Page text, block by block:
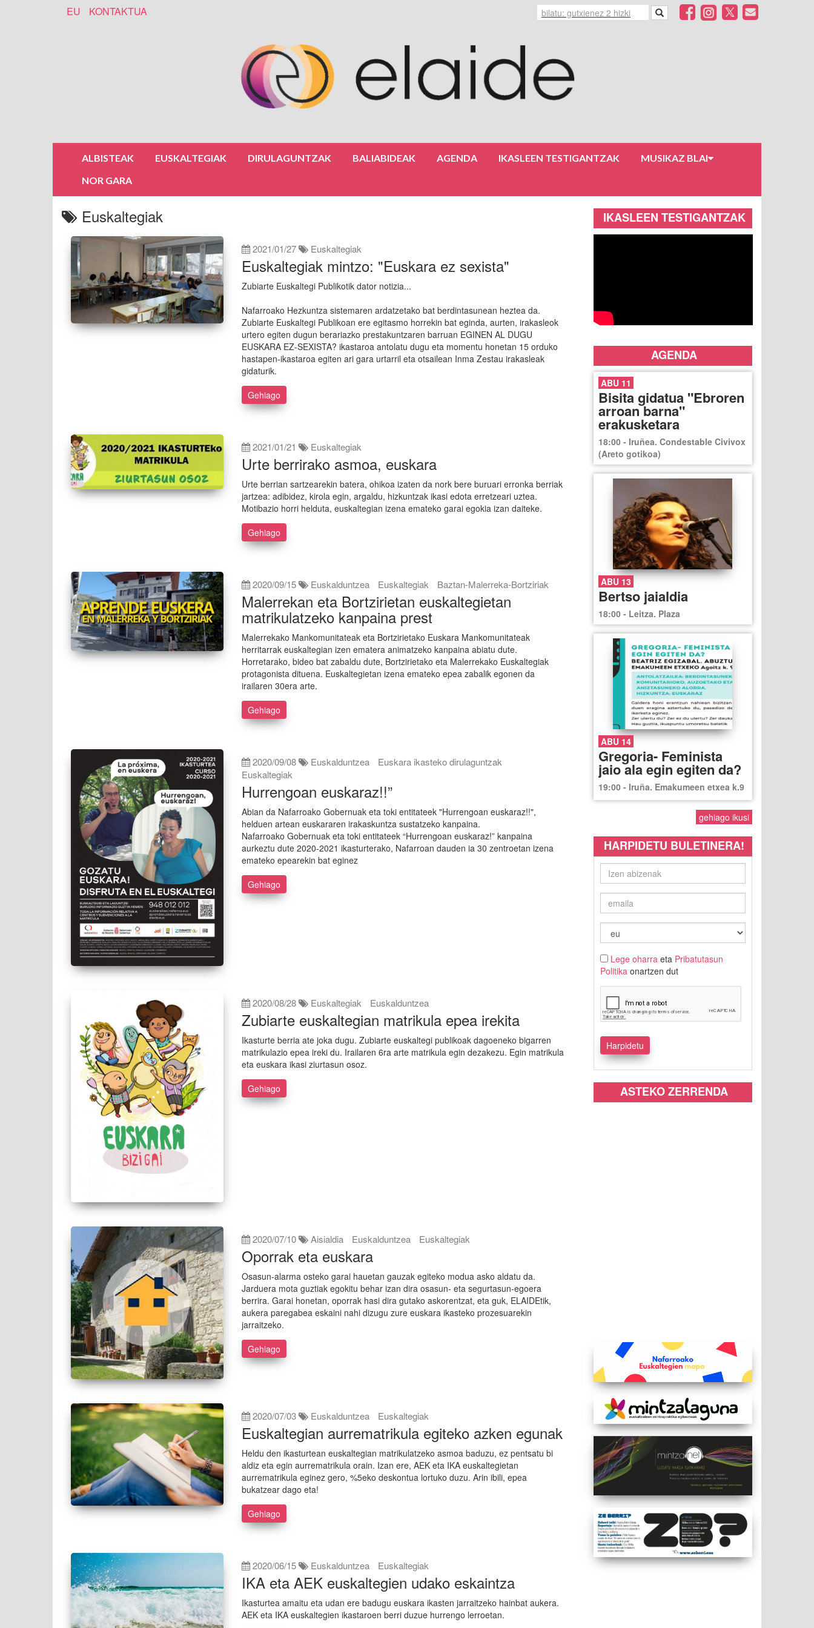
EU KONTAKTUA
ALBISTEAK EUSKALTEGIAK DIRULAGUNTZAK BALIABIDEAK AGENDA IKASLEEN TESTIGANTZAK
MUSIKAZ BLAI
NOR GARA
Euskaltegiak
2021/01/27 Euskaltegiak
Euskaltegiak mintzo: "Euskara ez sexista"
Zubiarte Euskaltegi Publikotik dator notizia...
Nafarroako Hezkuntza sistemaren ardatzetako bat berdintasunean heztea da.
Zubiarte Euskaltegi Publikoan ere egitasmo horrekin bat eginda, aurten, irakasleok
urtero egiten dugun berariazko prestakuntzaren barruan EGINEN AL DUGU
EUSKARA EZ-SEXISTA? ikastaroa antolatu dugu eta momentu honetan 15 orduko
hastapen-ikastaroa egiten ari gara urtarril eta otsailean Inma Zestau irakasleak
gidaturik.
Gehiago
2021/01/21 Euskaltegiak
Urte berrirako asmoa, euskara
Urte berrian sartzearekin batera, ohikoa izaten da nork bere buruari erronka berriak
jartzea: adibidez, kirola egin, argaldu, hizkuntzak ikasi edota erretzeari uztea.
Motibazio horri helduta, euskaltegian izena emateko garai egokia izan daiteke.
Gehiago
2020/09/15 Euskalduntzea Euskaltegiak Baztan-Malerreka-Bortziriak
Malerrekan eta Bortzirietan euskaltegietan
matrikulatzeko kanpaina prest
Malerrekako Mankomunitateak eta Bortzirietako Euskara Mankomunitateak
herritarrak euskaltegian izen ematera animatzeko kanpaina abiatu dute.
Horretarako, bideo bat zabaldu dute, Bortzirietako eta Malerrekako Euskaltegiak
protagonista dituena. Euskaltegietan izena emateko epea zabalik egonen da
irailaren 30era arte.
Gehiago
2020/09/08 Euskalduntzea
Euskara ikasteko dirulaguntzak
Euskaltegiak
Hurrengoan euskaraz!!”
Abian da Nafarroako Gobernuak eta toki entitateek "Hurrengoan euskaraz!!",
helduen artean euskararen irakaskuntza sustatzeko kanpaina.
Nafarroako Gobernuak eta toki entitateek “Hurrengoan euskaraz!” kanpaina
aurkeztu dute 2020-2021 ikasturterako, Nafarroan dauden ia 30 zentroetan izena
emateko epearekin bat eginez
Gehiago
2020/08/28 Euskaltegiak Euskalduntzea
Zubiarte euskaltegian matrikula epea irekita
Ikasturte berria ate joka dugu. Zubiarte euskaltegi publikoak dagoeneko bigarren
matrikulazio epea ireki du. Irailaren 6ra arte matrikula egin dezakezu. Egin matrikula
eta euskara ikasi ziurtasun osoz.
Gehiago
2020/07/10 Aisialdia Euskalduntzea Euskaltegiak
Oporrak eta euskara
Osasun-alarma osteko garai hauetan gauzak egiteko modua asko aldatu da.
Jarduera mota guztiak egokitu behar izan dira osasun- eta segurtasun-egoera
berrira. Garai honetan, oporrak hasi dira gutako askorentzat, eta guk, ELAIDEtik,
aukera paregabea eskaini nahi dizugu zure euskara ikasteko prozesuarekin
jarraitzeko.
Gehiago
2020/07/03 Euskalduntzea Euskaltegiak
Euskaltegian aurrematrikula egiteko azken egunak
Heldu den ikasturtean euskaltegian matrikulatzeko asmoa baduzu, ez pentsatu bi
aldiz eta egin aurrematrikula orain. Izan ere, AEK eta IKA euskaltegietan
aurrematrikula eginez gero, %5eko deskontua lortuko duzu. Arin ibili, epea
bukatzear dago eta!
Gehiago
2020/06/15 Euskalduntzea Euskaltegiak
IKA eta AEK euskaltegien udako eskaintza
Ikasturtea amaitu eta udan ere badugu euskara ikasten jarraitzeko hainbat aukera.
AEK eta IKA euskaltegien ikastaroen berri duzue hurrengo lerroetan.
IKASLEEN TESTIGANTZAK
AGENDA
ABU 11
Bisita gidatua "Ebroren
arroan barna"
erakusketara
18:00 - Iruñea. Condestable Civivox
(Areto gotikoa)
ABU 13
Bertso jaialdia
18:00 - Leitza. Plaza
ABU 14
Gregoria- Feminista
jaio ala egin egiten da?
19:00 - Iruña. Emakumeen etxea k.9
gehiago ikusi
HARPIDETU BULETINERA!
Lege oharraeta Pribatutasun
Politikaonartzen dut
ASTEKO ZERRENDA